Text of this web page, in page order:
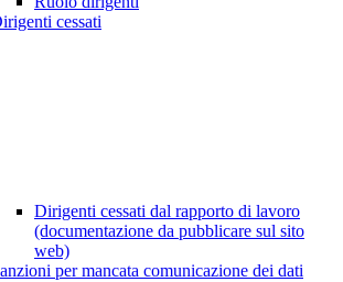
cessati
Dirigenti cessati dal rapporto di lavoro
(documentazione da pubblicare sul sito
web)
per mancata comunicazione dei dati